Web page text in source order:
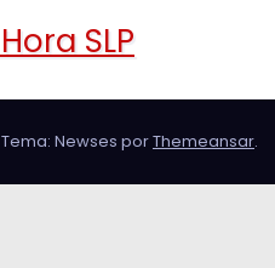
Tema: Newses porThemeansar.